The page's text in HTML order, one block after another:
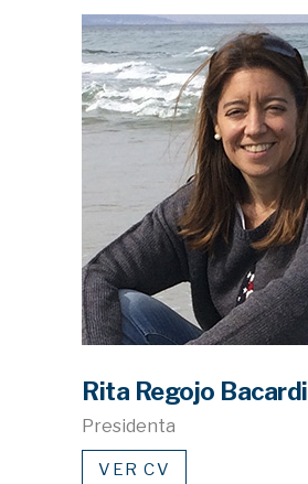
Rita Regojo Bacardi
Presidenta
VER CV